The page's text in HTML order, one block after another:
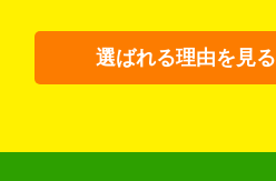
選ばれる理由を見る